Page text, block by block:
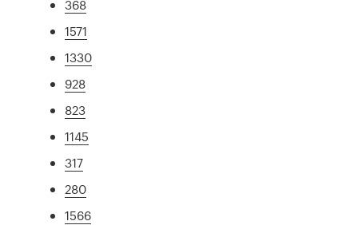
368
1571
1330
928
823
1145
317
280
1566